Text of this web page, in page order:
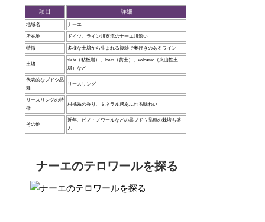
項目 詳細
地域名 ナーエ
所在地 ドイツ、ライン川支流のナーエ川沿い
特徴 多様な土壌から生まれる複雑で奥行きのあるワイン
土壌
slate（粘板岩）、loess（黄土）、volcanic（火山性土
壌）など
代表的なブドウ品
種
リースリング
リースリングの特
徴
柑橘系の香り、ミネラル感あふれる味わい
その他
近年、ピノ・ノワールなどの黒ブドウ品種の栽培も盛
ん
ナーエのテロワールを探る